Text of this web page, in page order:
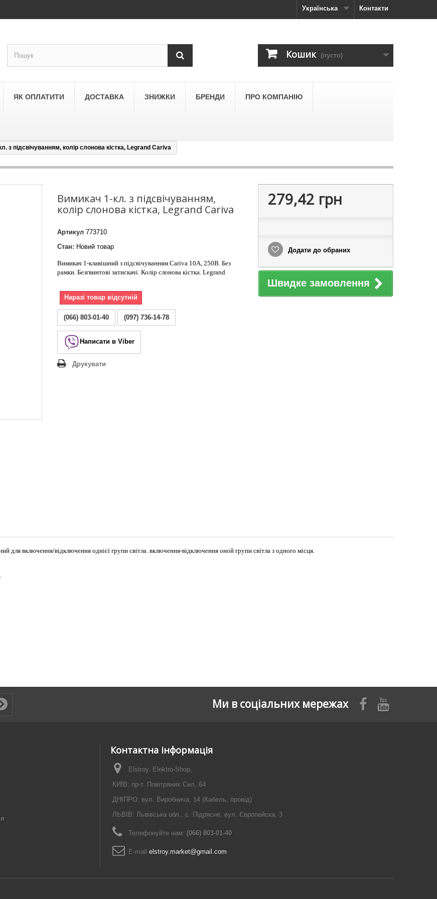
Контакти
Українська
Кошик (пусто)
LEGRAND
LEZARD
Lezard Deriy
ЯК ОПЛАТИТИ ДОСТАВКА ЗНИЖКИ БРЕНДИ ПРО КОМПАНІЮ
з підсвічуванням, колір слонова кістка, Legrand Cariva
Вимикач 1-кл. з підсвічуванням,
колір слонова кістка, Legrand Cariva
Артикул 773710
Стан: Новий товар
Вимикач 1-клавішний з підсвічуванням Cariva 10А, 250В. Без
рамки. Безгвинтові затискачі. Колір слонова кістка. Legrand
Наразі товар відсутній
(066) 803-01-40 (097) 736-14-78
Написати в Viber
Друкувати
279,42 грн
Додати до обраних
Швидке замовлення
для включення/відключення однієї групи світла. включення-відключення оной групи світла з одного місця.
Ми в соціальних мережах
Контактна інформація
Elstroy. Elektro-Shop,
КИЇВ: пр-т. Повітряних Сил, 64
ДНІПРО: вул. Виробнича, 14 (Кабель, провід)
ЛЬВІВ: Львівська обл., с. Підрясне, вул. Європейска, 3
Телефонуйте нам: (066) 803-01-40
E-maіl elstroy.market@gmail.com